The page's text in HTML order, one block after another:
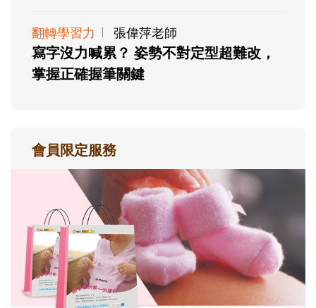
翻轉學習力 張偉萍老師
寫字沒力喊累？ 姿勢不對定型超難改，
掌握正確握筆關鍵
會員限定服務